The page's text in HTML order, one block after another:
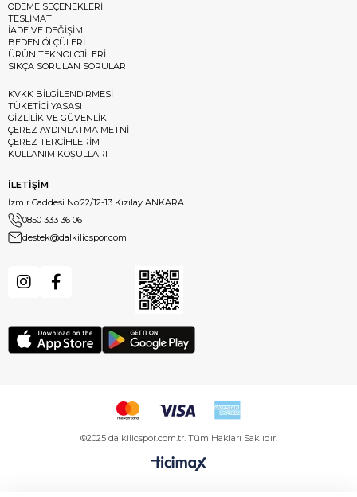
ÖDEME SEÇENEKLERİ
TESLİMAT
İADE VE DEĞİŞİM
BEDEN ÖLÇÜLERİ
ÜRÜN TEKNOLOJİLERİ
SIKÇA SORULAN SORULAR
KVKK BİLGİLENDİRMESİ
TÜKETİCİ YASASI
GİZLİLİK VE GÜVENLİK
ÇEREZ AYDINLATMA METNİ
ÇEREZ TERCİHLERİM
KULLANIM KOŞULLARI
İLETİŞİM
İzmir Caddesi No:22/12-13 Kızılay ANKARA
0850 333 36 06
destek@dalkilicspor.com
©2025 dalkilicspor.com.tr. Tüm Hakları Saklıdır.